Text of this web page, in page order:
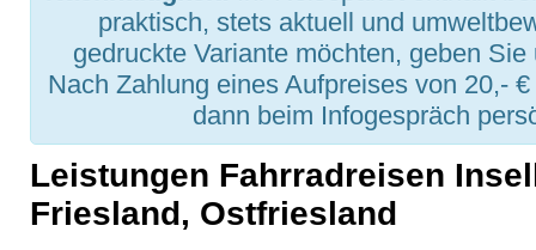
praktisch, stets aktuell und
gedruckte Variante möchten, geben
Nach Zahlung eines Aufpreises von 20,-
dann beim Infogespräch
Leistungen Fahrradreisen
Friesland, Ostfriesland